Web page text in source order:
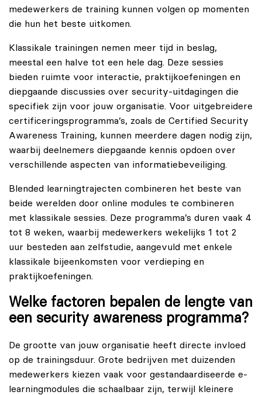
medewerkers de training kunnen volgen op momenten
die hun het beste uitkomen.
Klassikale trainingen nemen meer tijd in beslag,
meestal een halve tot een hele dag. Deze sessies
bieden ruimte voor interactie, praktijkoefeningen en
diepgaande discussies over security-uitdagingen die
specifiek zijn voor jouw organisatie. Voor uitgebreidere
certificeringsprogramma’s, zoals de Certified Security
Awareness Training, kunnen meerdere dagen nodig zijn,
waarbij deelnemers diepgaande kennis opdoen over
verschillende aspecten van informatiebeveiliging.
Blended learningtrajecten combineren het beste van
beide werelden door online modules te combineren
met klassikale sessies. Deze programma’s duren vaak 4
tot 8 weken, waarbij medewerkers wekelijks 1 tot 2
uur besteden aan zelfstudie, aangevuld met enkele
klassikale bijeenkomsten voor verdieping en
praktijkoefeningen.
Welke factoren bepalen de lengte van
een security awareness programma?
De grootte van jouw organisatie heeft directe invloed
op de trainingsduur. Grote bedrijven met duizenden
medewerkers kiezen vaak voor gestandaardiseerde e-
learningmodules die schaalbaar zijn, terwijl kleinere